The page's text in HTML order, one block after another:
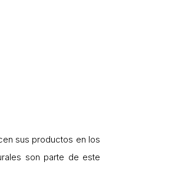
sus productos en los
son parte de este